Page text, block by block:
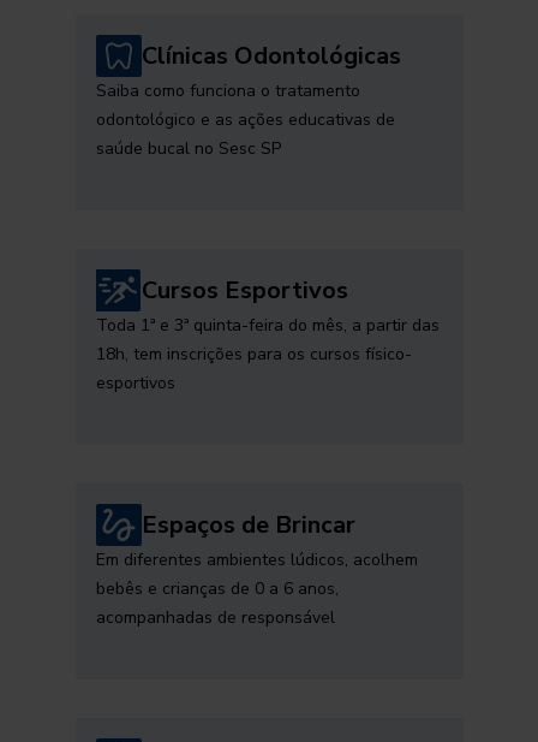
Clínicas Odontológicas
Saiba como funciona o tratamento
odontológico e as ações educativas de
saúde bucal no Sesc SP
Cursos Esportivos
Toda 1ª e 3ª quinta-feira do mês, a partir das
18h, tem inscrições para os cursos físico-
esportivos
Espaços de Brincar
Em diferentes ambientes lúdicos, acolhem
bebês e crianças de 0 a 6 anos,
acompanhadas de responsável